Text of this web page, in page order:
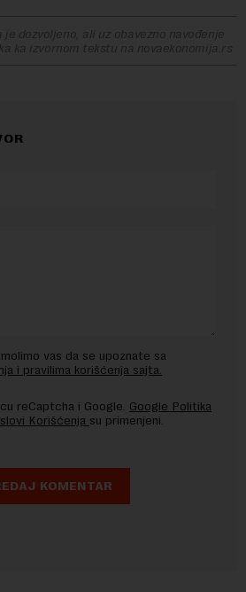
dozvoljeno, ali uz obavezno navođenje
ka izvornom tekstu na novaekonomija.rs
vas da se upoznate sa
i pravilima korišćenja sajta.
reCaptcha i Google. Google Politika
Korišćenja su primenjeni.